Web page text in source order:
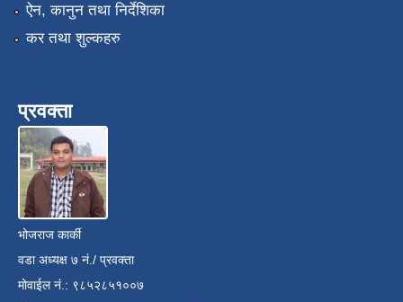
ऐन, कानुन तथा निर्देशिका
कर तथा शुल्कहरु
प्रवक्ता
भोजराज कार्की
वडा अध्यक्ष ७ नं./ प्रवक्ता
मोवाईल नं.: ९८५२८५१००७